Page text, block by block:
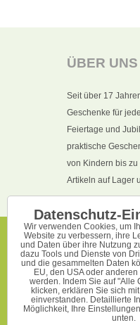
ÜBER UNS
Seit über 17
Geschenke für
Feiertage und
praktische
von Kindern bis
Artikeln auf Lager
Datenschutz-
Wir verwenden Cookies, um
Website zu verbessern, ihre
und Daten über ihre Nutzung
dazu Tools und Dienste von
und die gesammelten Daten
EU, den USA oder
werden. Indem Sie auf "Alle
klicken, erklären Sie sich
einverstanden. Detaillierte
Möglichkeit, Ihre
unten.